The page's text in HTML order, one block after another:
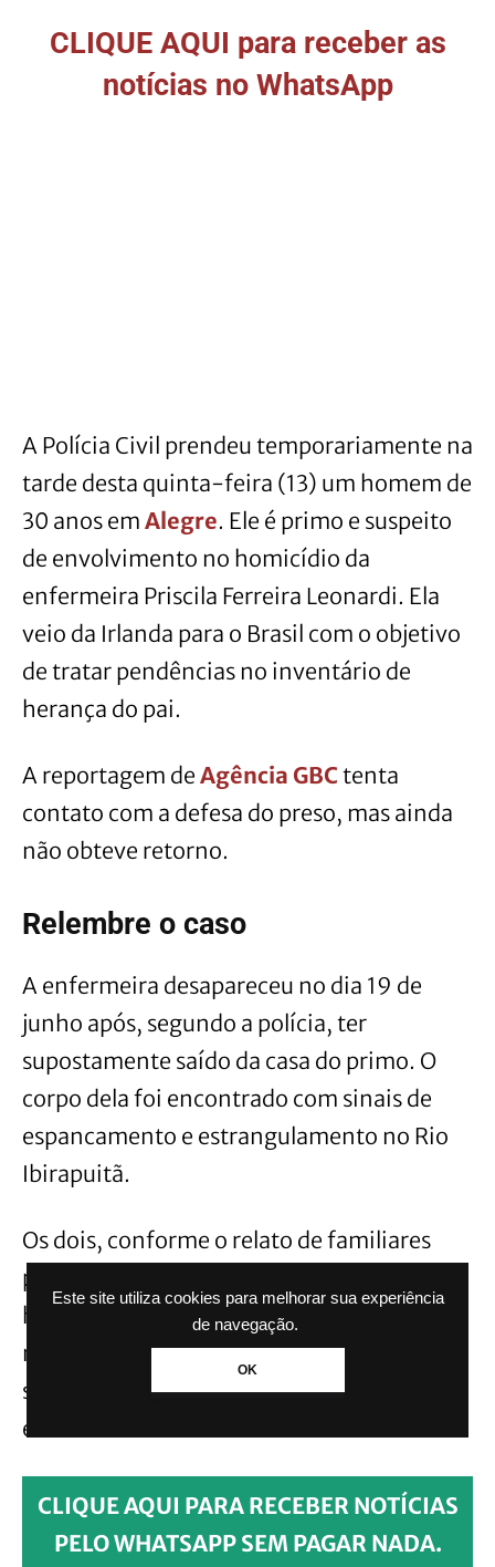
Este site utiliza cookies para melhorar sua experiência
de navegação.
OK
CLIQUE AQUI para receber as
notícias no WhatsApp
A Polícia Civil prendeu temporariamente na
tarde desta quinta-feira (13) um homem de
30 anos em Alegre. Ele é primo e suspeito
de envolvimento no homicídio da
enfermeira Priscila Ferreira Leonardi. Ela
veio da Irlanda para o Brasil com o objetivo
de tratar pendências no inventário de
herança do pai.
A reportagem de Agência GBC tenta
contato com a defesa do preso, mas ainda
não obteve retorno.
Relembre o caso
A enfermeira desapareceu no dia 19 de
junho após, segundo a polícia, ter
supostamente saído da casa do primo. O
corpo dela foi encontrado com sinais de
espancamento e estrangulamento no Rio
Ibirapuitã.
Os dois, conforme o relato de familiares
para a polícia, estavam discutindo sobre a
herança. Priscila cobrava dívidas do primo
na justiça e o homem era suspeito de ter
subtraído valores do falecido pai da
enfermeira.
CLIQUE AQUI PARA RECEBER NOTÍCIAS
PELO WHATSAPP SEM PAGAR NADA.